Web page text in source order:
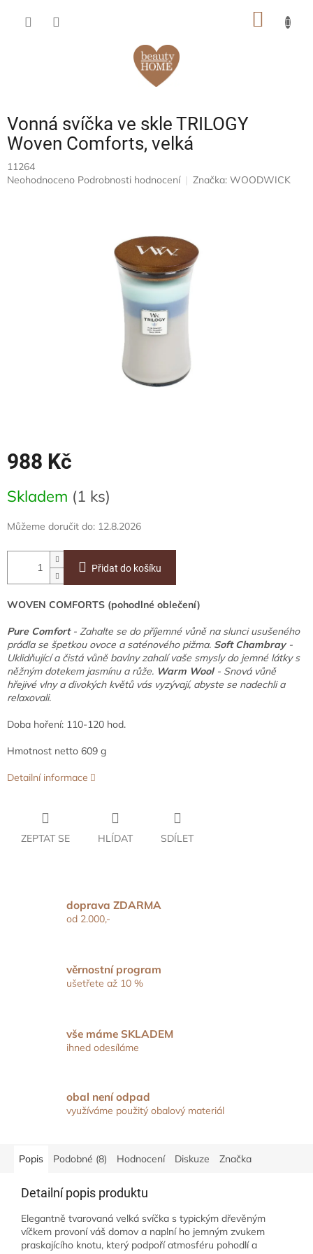
Vonná svíčka ve skle TRILOGY
Woven Comforts, velká
11264
Průměrné
Neohodnoceno Podrobnosti hodnocení Značka: WOODWICK
988 Kč
cena:
Skladem (1 ks)
Můžeme doručit do: 12.8.2026
Přidat do košíku
WOVEN COMFORTS (pohodlné oblečení)
Pure Comfort- Zahalte se do příjemné vůně na slunci usušeného
prádla se špetkou ovoce a saténového pižma. Soft Chambray-
Uklidňující a čistá vůně bavlny zahalí vaše smysly do jemné látky s
něžným dotekem jasmínu a růže. Warm Wool- Snová vůně
hřejivé vlny a divokých květů vás vyzývají, abyste se nadechli a
relaxovali.
Doba hoření: 110-120 hod.
Hmotnost netto 609 g
Detailní informace
ZEPTAT SE HLÍDAT SDÍLET
doprava ZDARMA
od 2.000,-
věrnostní program
ušetřete až 10 %
vše máme SKLADEM
ihned odesíláme
obal není odpad
využíváme použitý obalový materiál
Popis Podobné (8) Hodnocení Diskuze Značka
Detailní popis produktu
Elegantně tvarovaná velká svíčka s typickým dřevěným
víčkem provoní váš domov a naplní ho jemným zvukem
praskajícího knotu, který podpoří atmosféru pohodlí a